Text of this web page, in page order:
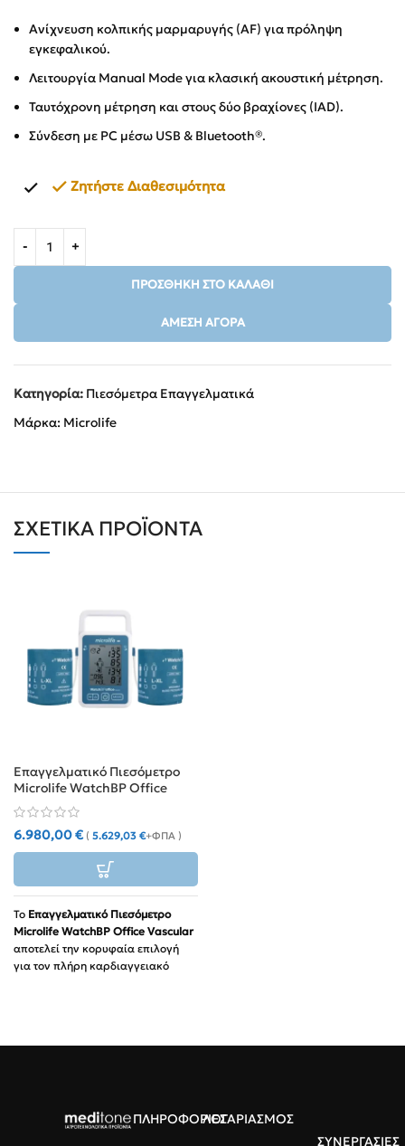
Ανίχνευση κολπικής μαρμαρυγής (AF) για πρόληψη
εγκεφαλικού.
Λειτουργία Manual Mode για κλασική ακουστική μέτρηση.
Ταυτόχρονη μέτρηση και στους δύο βραχίονες (IAD).
Σύνδεση με PC μέσω USB & Bluetooth®.
Ζητήστε Διαθεσιμότητα
ΠΡΟΣΘΉΚΗ ΣΤΟ ΚΑΛΆΘΙ
ΆΜΕΣΗ ΑΓΟΡΆ
Κατηγορία: Πιεσόμετρα Επαγγελματικά
Μάρκα: Microlife
ΣΧΕΤΙΚΆ ΠΡΟΪΌΝΤΑ
Επαγγελματικό Πιεσόμετρο
Microlife WatchBP Office
Vascular
6.980,00€ ( 5.629,03 €+ΦΠΑ )
Το Επαγγελματικό Πιεσόμετρο
Microlife WatchBP Office Vascular
αποτελεί την κορυφαία επιλογή
για τον πλήρη καρδιαγγειακό
προσυμπτωματικού ελέγχου σε μία
ΠΛΗΡΟΦΟΡΙΕΣΛΟΓΑΡΙΑΣΜΟΣ
ΣΥΝΕΡΓΑΣΙΕΣ